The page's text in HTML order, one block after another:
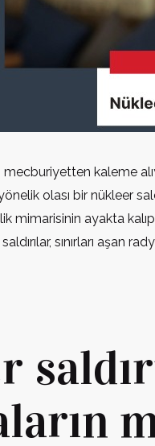
mecburiyetten kaleme
olası bir nükleer
ayakta kalıp
sınırları aşan